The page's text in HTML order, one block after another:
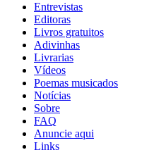
Entrevistas
Editoras
Livros gratuitos
Adivinhas
Livrarias
Vídeos
Poemas musicados
Notícias
Sobre
FAQ
Anuncie aqui
Links